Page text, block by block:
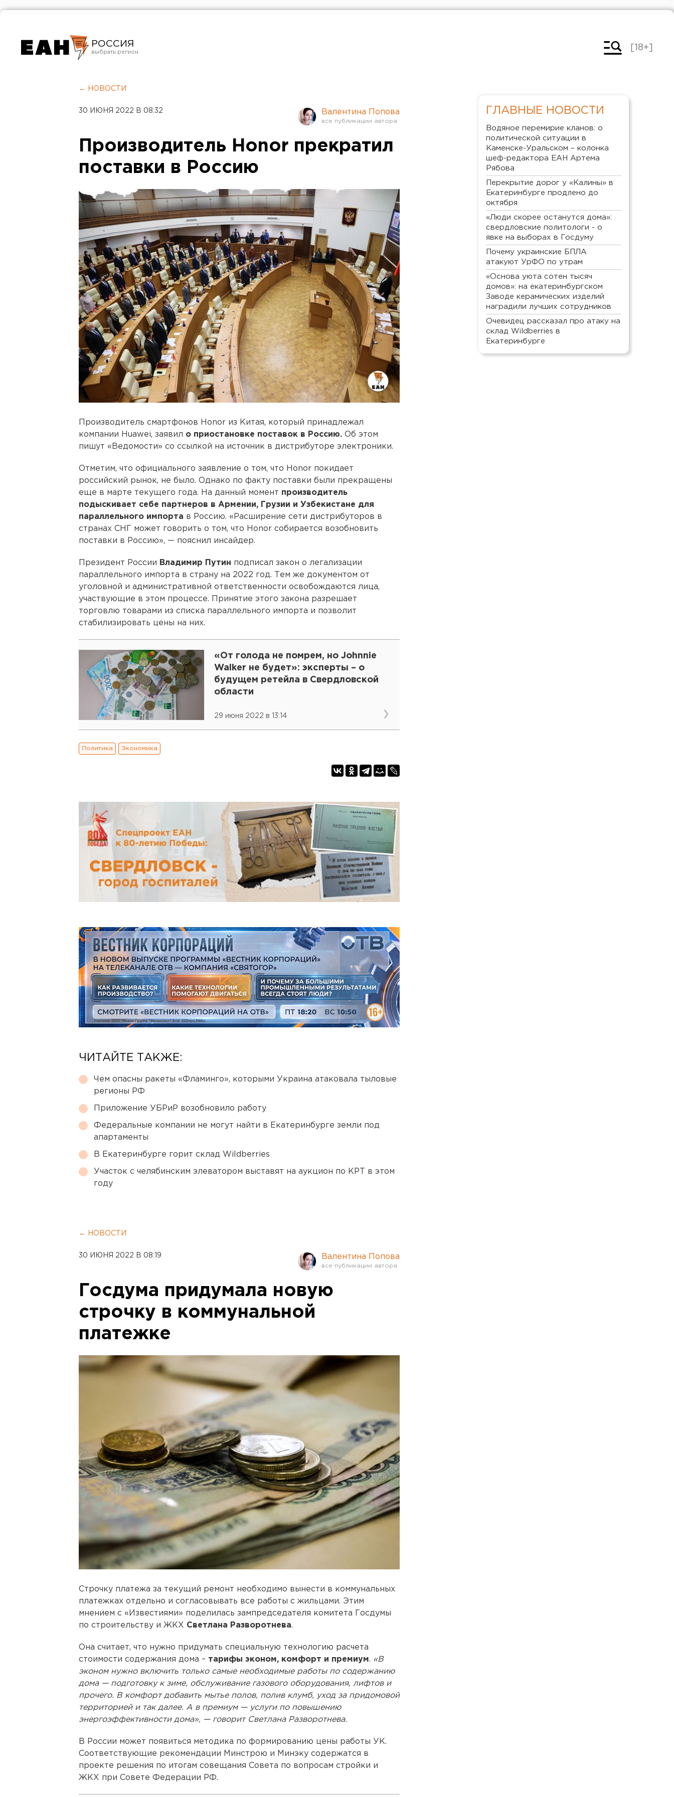
РОССИЯ
Челябинск
[18+]
← НОВОСТИ
30 ИЮНЯ 2022 В 08:32 Валентина Попова
Производитель Honor прекратил
поставки в Россию
Производитель смартфонов Honor из Китая, который принадлежал
компании Huawei, заявил о приостановке поставок в Россию. Об этом
пишут «Ведомости» со ссылкой на источник в дистрибуторе электроники.
Отметим, что официального заявление о том, что Honor покидает
российский рынок, не было. Однако по факту поставки были прекращены
еще в марте текущего года. На данный момент производитель
подыскивает себе партнеров в Армении, Грузии и Узбекистане для
параллельного импорта в Россию. «Расширение сети дистрибуторов в
странах СНГ может говорить о том, что Honor собирается возобновить
поставки в Россию», — пояснил инсайдер.
Президент России Владимир Путин подписал закон о легализации
параллельного импорта в страну на 2022 год. Тем же документом от
уголовной и административной ответственности освобождаются лица,
участвующие в этом процессе. Принятие этого закона разрешает
торговлю товарами из списка параллельного импорта и позволит
стабилизировать цены на них.
«От голода не помрем, но Johnnie
Walker не будет»: эксперты – о
будущем ретейла в Свердловской
области
29 июня 2022 в 13:14
Политика Экономика
ЧИТАЙТЕ ТАКЖЕ:
Чем опасны ракеты «Фламинго», которыми Украина атаковала тыловые
регионы РФ
Приложение УБРиР возобновило работу
Федеральные компании не могут найти в Екатеринбурге земли под
апартаменты
В Екатеринбурге горит склад Wildberries
Участок с челябинским элеватором выставят на аукцион по КРТ в этом
году
← НОВОСТИ
30 ИЮНЯ 2022 В 08:19 Валентина Попова
Госдума придумала новую
строчку в коммунальной
платежке
Строчку платежа за текущий ремонт необходимо вынести в коммунальных
платежках отдельно и согласовывать все работы с жильцами. Этим
мнением с «Известиями» поделилась зампредседателя комитета Госдумы
по строительству и ЖКХ Светлана Разворотнева.
Она считает, что нужно придумать специальную технологию расчета
стоимости содержания дома – тарифы эконом, комфорт и премиум. «В
эконом нужно включить только самые необходимые работы по содержанию
дома — подготовку к зиме, обслуживание газового оборудования, лифтов и
прочего. В комфорт добавить мытье полов, полив клумб, уход за придомовой
территорией и так далее. А в премиум — услуги по повышению
энергоэффективности дома», — говорит Светлана Разворотнева.
В России может появиться методика по формированию цены работы УК.
Соответствующие рекомендации Минстрою и Минэку содержатся в
проекте решения по итогам совещания Совета по вопросам стройки и
ЖКХ при Совете Федерации РФ.
ГЛАВНЫЕ НОВОСТИ
Водяное перемирие кланов: о
политической ситуации в
Каменске-Уральском – колонка
шеф-редактора ЕАН Артема
Рябова
Перекрытие дорог у «Калины» в
Екатеринбурге продлено до
октября
«Люди скорее останутся дома»:
свердловские политологи - о
явке на выборах в Госдуму
Почему украинские БПЛА
атакуют УрФО по утрам
«Основа уюта сотен тысяч
домов»: на екатеринбургском
Заводе керамических изделий
наградили лучших сотрудников
Очевидец рассказал про атаку на
склад Wildberries в
Екатеринбурге